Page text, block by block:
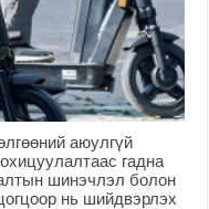
аюулгүй
гадна
шинэчлэл болон
нь шийдвэрлэх